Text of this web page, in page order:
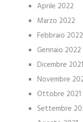
Aprile 2022
Marzo 2022
Febbraio 2022
Gennaio 2022
Dicembre 2021
Novembre
Ottobre 2021
Settembre